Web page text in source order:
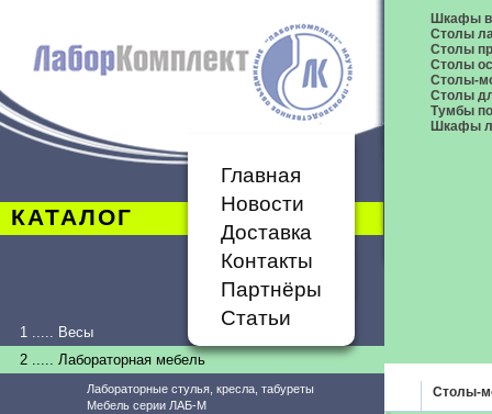
КАТАЛОГ
Главная
Новости
Доставка
Контакты
Партнёры
Статьи
1 ..... Весы
2 ..... Лабораторная мебель
Лабораторные стулья, кресла, табуреты
Мебель серии ЛАБ-М
Шкафы
Столы
Столы
Столы
Столы-
Столы
Тумбы
Шкафы
Столы-